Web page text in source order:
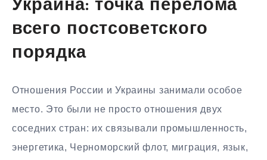
Украина: точка перелома
всего постсоветского
порядка
Отношения России и Украины занимали особое
место. Это были не просто отношения двух
соседних стран: их связывали промышленность,
энергетика, Черноморский флот, миграция, язык,